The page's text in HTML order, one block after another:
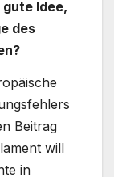
Idee,
des
Beitrag
will
in